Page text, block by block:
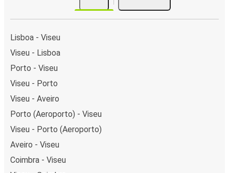
Lisboa - Viseu
Viseu - Lisboa
Porto - Viseu
Viseu - Porto
Viseu - Aveiro
Porto (Aeroporto) - Viseu
Viseu - Porto (Aeroporto)
Aveiro - Viseu
Coimbra - Viseu